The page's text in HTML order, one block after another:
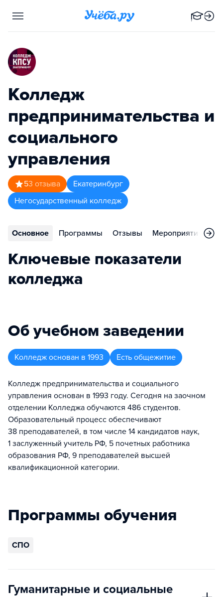
Колледж
предпринимательства и
социального
управления
53 отзыва
Екатеринбург
Негосударственный колледж
Основное Программы Отзывы Мероприятия
Ключевые показатели
колледжа
Об учебном заведении
Колледж основан в 1993 Есть общежитие
Колледж предпринимательства и социального
управления основан в 1993 году. Сегодня на заочном
отделении Колледжа обучаются 486 студентов.
Образовательный процесс обеспечивают
38 преподавателей, в том числе 14 кандидатов наук,
1 заслуженный учитель РФ, 5 почетных работника
образования РФ, 9 преподавателей высшей
квалификационной категории.
Программы обучения
СПО
Гуманитарные и социальные